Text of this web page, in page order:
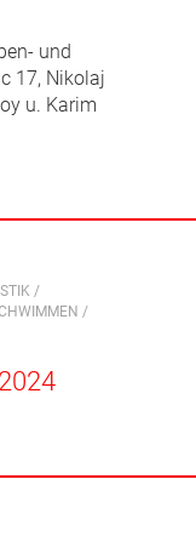
und
17, Nikolaj
u. Karim
/
/